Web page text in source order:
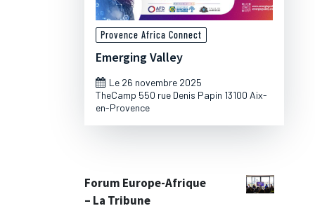
Provence Africa Connect
Emerging Valley
Le 26 novembre 2025
TheCamp 550 rue Denis Papin 13100 Aix-
en-Provence
Forum Europe-Afrique
– La Tribune